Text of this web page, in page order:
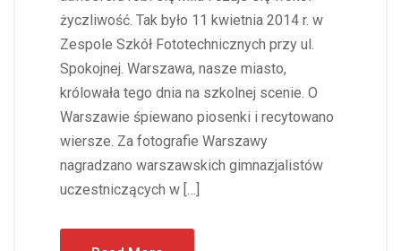
życzliwość. Tak było 11 kwietnia 2014 r. w
Zespole Szkół Fototechnicznych przy ul.
Spokojnej. Warszawa, nasze miasto,
królowała tego dnia na szkolnej scenie. O
Warszawie śpiewano piosenki i recytowano
wiersze. Za fotografie Warszawy
nagradzano warszawskich gimnazjalistów
uczestniczących w […]